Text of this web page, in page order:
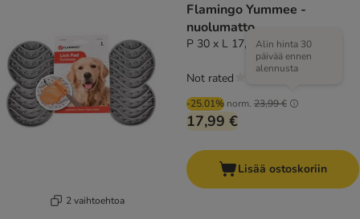
2 vaihtoehtoa
Flamingo Yummee -
nuolumatto
P 30 x L 17,5 x K 2,5 cm
-25.01% norm. 23,99 €
Alin hinta 30
päivää ennen
alennusta
17,99 €
Not rated
Lisää ostoskoriin